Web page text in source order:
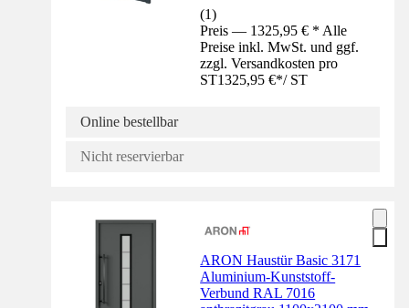
(1)
Preis — 1325,95 € * Alle
Preise inkl. MwSt. und ggf.
zzgl. Versandkosten pro
ST1325,95 €*/ ST
Online bestellbar
Nicht reservierbar
ARON Haustür Basic 3171
Aluminium-Kunststoff-
Verbund RAL 7016